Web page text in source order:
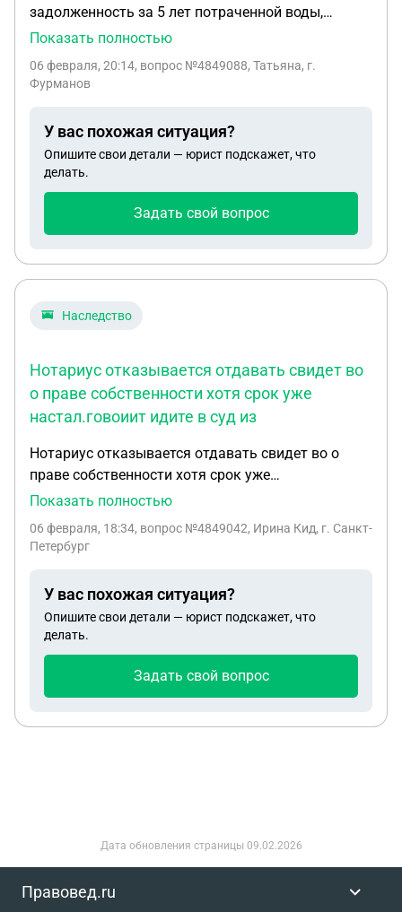
задолженность за 5 лет потраченной воды,
собственник не передавал показания и УК
ходе проверки УК ( за 1 раз) то оказалось что уже
Показать полностью
06 февраля, 20:14, вопрос №4849088, Татьяна, г.
Фурманов
У вас похожая ситуация?
Опишите свои детали — юрист подскажет, что
делать.
Задать свой вопрос
Наследство
Нотариус отказывается отдавать свидет во
о праве собственности хотя срок уже
настал.говоиит идите в суд из
Нотариус отказывается отдавать свидет во о
праве собственности хотя срок уже
настал.говоиит идите в суд из за прописки
прописке.я говорю можно же по имуществу ,они
еще 5 тыс руб.что делать?
Показать полностью
06 февраля, 18:34, вопрос №4849042, Ирина Кид, г. Санкт-
Петербург
У вас похожая ситуация?
Опишите свои детали — юрист подскажет, что
делать.
Задать свой вопрос
Дата обновления страницы 09.02.2026
Правовед.ru